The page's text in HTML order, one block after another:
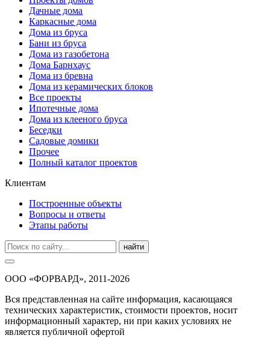
Дачные дома
Каркасные дома
Дома из бруса
Бани из бруса
Дома из газобетона
Дома Барнхаус
Дома из бревна
Дома из керамических блоков
Все проекты
Ипотечные дома
Дома из клееного бруса
Беседки
Садовые домики
Прочее
Полный каталог проектов
Клиентам
Построенные объекты
Вопросы и ответы
Этапы работы
найти
ООО «ФОРВАРД», 2011-2026
Вся представленная на сайте информация, касающаяся
технических характеристик, стоимости проектов, носит
информационный характер, ни при каких условиях не
является публичной офертой